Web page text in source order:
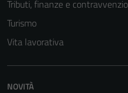
Tributi, finanze e
Turismo
Vita lavorativa
NOVITÀ